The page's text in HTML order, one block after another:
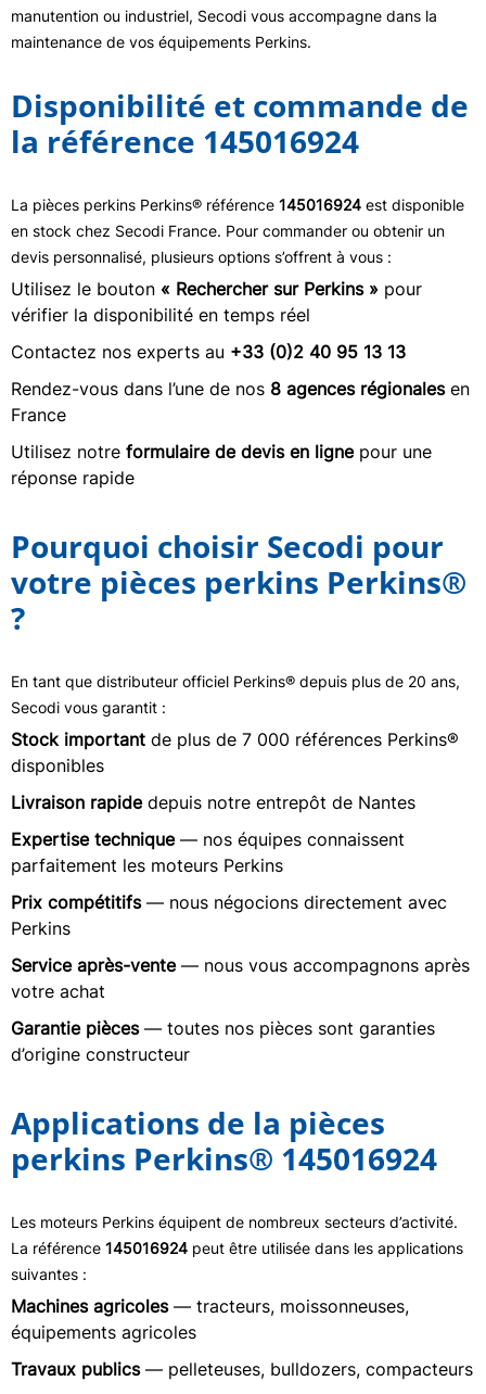
manutention ou industriel, Secodi vous accompagne dans la
maintenance de vos équipements Perkins.
Disponibilité et commande de
la référence 145016924
La pièces perkins Perkins® référence 145016924 est disponible
en stock chez Secodi France. Pour commander ou obtenir un
devis personnalisé, plusieurs options s’offrent à vous :
Utilisez le bouton « Rechercher sur Perkins » pour
vérifier la disponibilité en temps réel
Contactez nos experts au +33 (0)2 40 95 13 13
Rendez-vous dans l’une de nos 8 agences régionalesen
France
Utilisez notre formulaire de devis en lignepour une
réponse rapide
Pourquoi choisir Secodi pour
votre pièces perkins Perkins®
?
En tant que distributeur officiel Perkins® depuis plus de 20 ans,
Secodi vous garantit :
Stock important de plus de 7 000 références Perkins®
disponibles
Livraison rapidedepuis notre entrepôt de Nantes
Expertise technique— nos équipes connaissent
parfaitement les moteurs Perkins
Prix compétitifs— nous négocions directement avec
Perkins
Service après-vente— nous vous accompagnons après
votre achat
Garantie pièces— toutes nos pièces sont garanties
d’origine constructeur
Applications de la pièces
perkins Perkins® 145016924
Les moteurs Perkins équipent de nombreux secteurs d’activité.
La référence 145016924 peut être utilisée dans les applications
suivantes :
Machines agricoles— tracteurs, moissonneuses,
équipements agricoles
Travaux publics— pelleteuses, bulldozers, compacteurs